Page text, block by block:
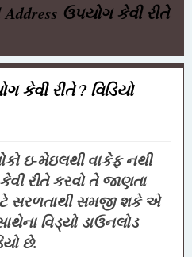
ઉપયોગ કેવી રીતે
કેવી રીતે ? વિડિયો
ઇ-મેઇલથી વાકેફ નથી
રીતે કરવો તે જાણતા
સરળતાથી સમજી શકે એ
વિડ્યો ડાઉનલોડ
છે.